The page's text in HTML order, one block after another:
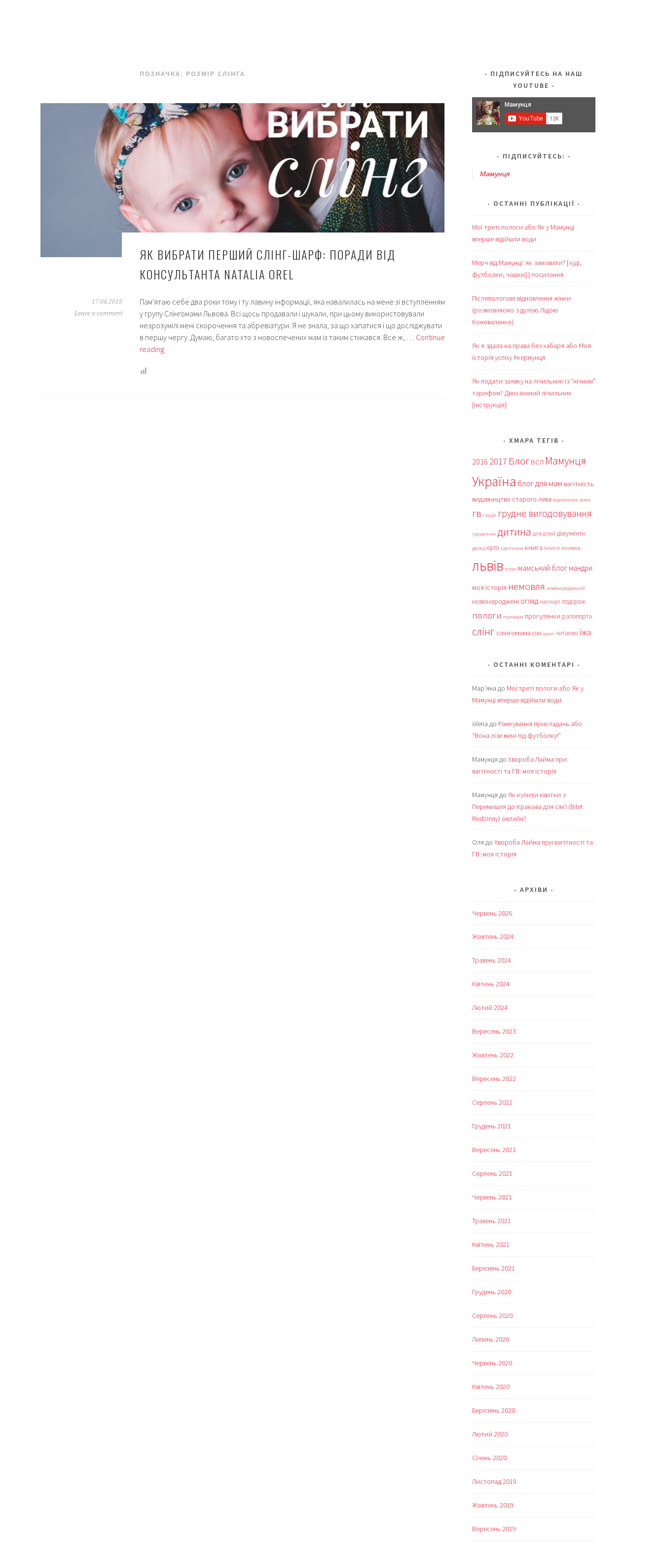
ПОЗНАЧКА: РОЗМІР СЛІНГА
ЯК ВИБРАТИ ПЕРШИЙ СЛІНГ-ШАРФ: ПОРАДИ ВІД
КОНСУЛЬТАНТА NATALIA OREL
17.04.2018
Leave a comment
Пам'ятаю себе два роки тому і ту лавину інформації, яка навалилась на мене зі вступленням
у групу Слінгомами Львова. Всі щось продавали і шукали, при цьому використовували
незрозумілі мені скорочення та абревіатури. Я не знала, за що хапатися і що досліджувати
в першу чергу. Думаю, багато хто з новоспечених мам із таким стикався. Все ж, … Continue
readingЯк
ПІДПИСУЙТЕСЬ НА НАШ
YOUTUBE
ПІДПИСУЙТЕСЬ:
Мамунця
ОСТАННІ ПУБЛІКАЦІЇ
Мої треті пологи або Як у Мамунці
вперше відійшли води
Мерч від Мамунці: як замовити? [худі,
футболки, чашки] | посилання
Післяпологове відновлення жінки
(розмовляємо з дулою Лідою
Коноваленко)
Як я здала на права без хабаря або Моя
історія успіху #кермунця
Як подати заявку на лічильник із “нічним”
тарифом? Двохзонний лічильник
[інструкція]
ХМАРА ТЕГІВ
2016 2017 Блог ВСЛ Мамунця
Україна блог для мам вагітність
видавництво старого лева відпочинок візок
гв груди грудне вигодовування
грудничок дитина для дітей документи
досвід ерго з дитиною книга книги книжка
львів літак мамський блог мандри
моя історія немовля новонароджений
новонароджені огляд паспорт подорож
пологи прикорм прогулянки рапопорта
слінг слінгомама сон цнап читаємоїжа
ОСТАННІ КОМЕНТАРІ
Мар’яна до Мої треті пологи або Як у
Мамунці вперше відійшли води
olena до Рамкування прикладань або
“Вона лізе мені під футболку!”
Мамунця до Хвороба Лайма при
вагітності та ГВ: моя історія
Мамунця до Як купити квитки з
Перемишля до Кракова для сім’ї (Bilet
Rodzinny) онлайн?
Оля до Хвороба Лайма при вагітності та
ГВ: моя історія
АРХІВИ
Червень 2026
Жовтень 2024
Травень 2024
Квітень 2024
Лютий 2024
Вересень 2023
Жовтень 2022
Вересень 2022
Серпень 2022
Грудень 2021
Вересень 2021
Серпень 2021
Червень 2021
Травень 2021
Квітень 2021
Березень 2021
Грудень 2020
Серпень 2020
Липень 2020
Червень 2020
Квітень 2020
Березень 2020
Лютий 2020
Січень 2020
Листопад 2019
Жовтень 2019
Вересень 2019